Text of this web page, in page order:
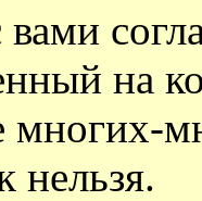
на
многих-
нельзя.